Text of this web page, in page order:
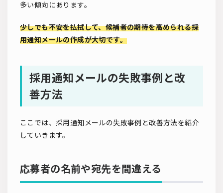
多い傾向にあります。
少しでも不安を払拭して、候補者の期待を高められる採
用通知メールの作成が大切です。
採用通知メールの失敗事例と改
善方法
ここでは、採用通知メールの失敗事例と改善方法を紹介
していきます。
応募者の名前や宛先を間違える